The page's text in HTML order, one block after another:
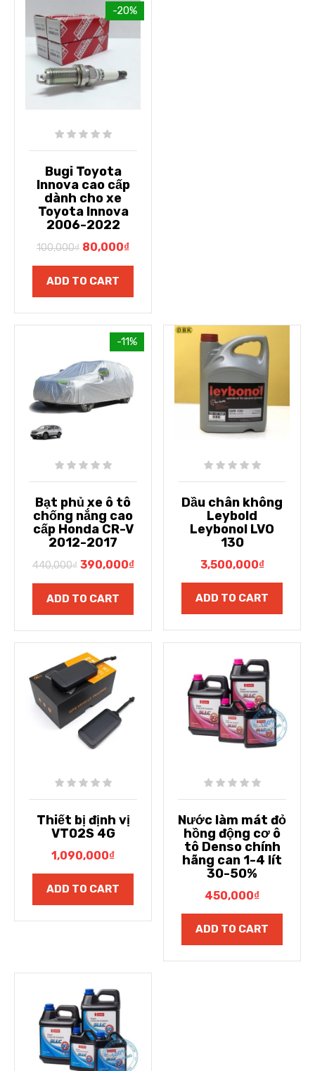
-20%
Bugi Toyota
Innova cao cấp
dành cho xe
Toyota Innova
2006-2022
100,000₫ 80,000₫
ADD TO CART
-11%
Bạt phủ xe ô tô
chống nắng cao
cấp Honda CR-V
2012-2017
440,000₫ 390,000₫
ADD TO CART
Dầu chân không
Leybold
Leybonol LVO
130
3,500,000₫
ADD TO CART
Thiết bị định vị
VT02S 4G
1,090,000₫
ADD TO CART
Nước làm mát đỏ
hồng động cơ ô
tô Denso chính
hãng can 1-4 lít
30-50%
450,000₫
ADD TO CART